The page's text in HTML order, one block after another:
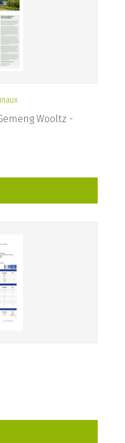
Wooltz -